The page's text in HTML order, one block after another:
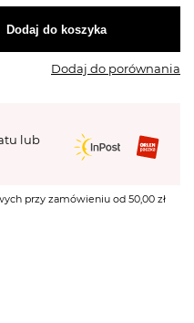
Dodaj do koszyka
Dodaj do porównania
lub
przy zamówieniu od 50,00 zł